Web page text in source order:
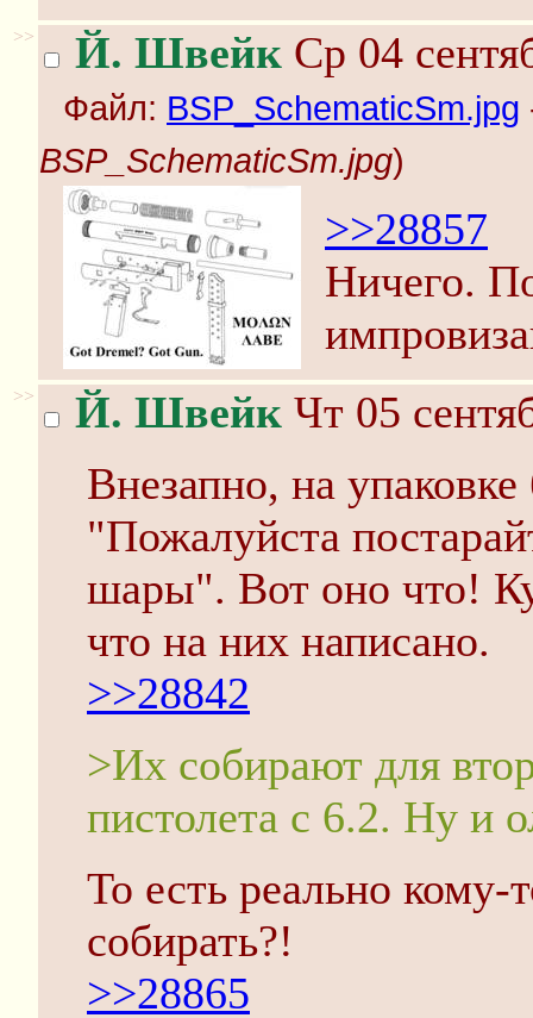
>> Й. Швейк Ср 04
Файл: BSP_SchematicSm.jpg
BSP_SchematicSm.jpg)
>>28857
Ничего.
>> Й. Швейк Чт 05
Внезапно, на
"Пожалуйста
шары". Вот оно что!
что на них написано.
>>28842
>Их собирают для
пистолета с 6.2. Ну и
То есть реально кому-
собирать?!
>>28865